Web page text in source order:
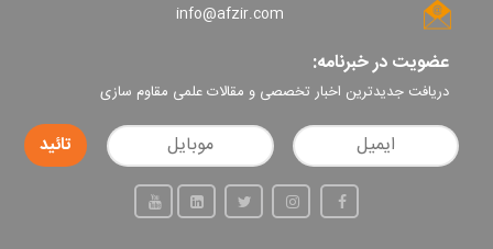
info@afzir.com
عضویت در خبرنامه:
دریافت جدیدترین اخبار تخصصی و مقالات علمی مقاوم سازی